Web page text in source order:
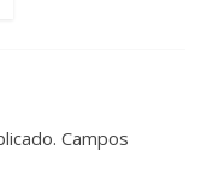
Campos